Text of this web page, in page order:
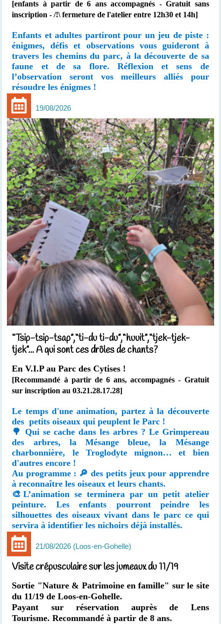
[enfants à partir de 6 ans accompagnés - Gratuit sans
inscription - /!\ fermeture de l'atelier entre 12h30 et 14h]
Enfants et adultes partiront pour un jeu de piste :
énigmes, défis et observations vous guideront à
travers les chemins du parc, à la découverte de sa
faune et de sa flore. Réflexion et sens de
l’observation seront vos meilleurs alliés pour
résoudre les énigmes !
19/08/2026
“Tsip-tsip-tsap”,“ti-du ti-du”,“huuit”,“tjek-tjek-
tjek”... A qui sont ces drôles de chants?
En V.I.P au Parc des Cytises !
[Recommandé à partir de 6 ans, accompagnés- Gratuit
sur inscription au 03.21.28.17.28]
Le temps d'une animation, partez à la découverte
des petits oiseaux qui peuplent le Parc !
🌳 Qui se cache dans les arbres ? Le Grimpereau
des arbres, la Mésange bleue, la Mésange
charbonnière, le Troglodyte mignon… et bien
d'autres encore !
Au programme : 🔎 des petits jeux pour apprendre
à reconnaître les oiseaux et leurs chants.
🎨L’animation se terminera par un petit atelier
peinture. Les enfants pourront peindre les
silhouettes des oiseaux vivant dans le parc ce qui
servira à identifier les nichoirs déjà installés.
21/08/2026 Loos-en-Gohelle
Visite crépusculaire sur les jumeaux du 11/19
Sortie "Nature & Patrimoine en famille" sur le site
du 11/19 de Loos-en-Gohelle.
Payant sur réservation auprès de Lens
Tourisme. Recommandé à partir de 8 ans.